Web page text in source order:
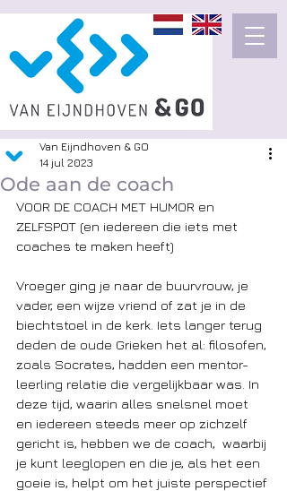
Ode aan de coach
Van Eijndhoven & GO
14 jul 2023
VOOR DE COACH MET HUMOR en
ZELFSPOT (en iedereen die iets met
coaches te maken heeft)
Vroeger ging je naar de buurvrouw, je
vader, een wijze vriend of zat je in de
biechtstoel in de kerk. Iets langer terug
deden de oude Grieken het al: filosofen,
zoals Socrates, hadden een mentor-
leerling relatie die vergelijkbaar was. In
deze tijd, waarin alles snelsnel moet
en iedereen steeds meer op zichzelf
gericht is, hebben we de coach,  waarbij
je kunt leeglopen en die je, als het een
goeie is, helpt om het juiste perspectief